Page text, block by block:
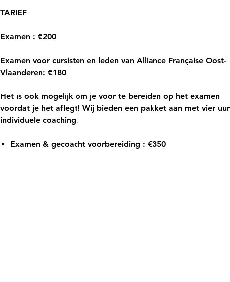
TARIEF
Examen : €200
Examen voor cursisten en leden van Alliance Française Oost-
Vlaanderen: €180
Het is ook mogelijk om je voor te bereiden op het examen
voordat je het aflegt! Wij bieden een pakket aan met vier uur
individuele coaching.
Examen & gecoacht voorbereiding : €350